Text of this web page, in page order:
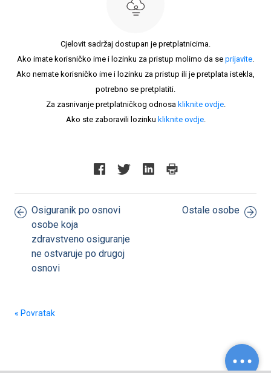
Cjelovit sadržaj dostupan je pretplatnicima.
Ako imate korisničko ime i lozinku za pristup molimo da se prijavite.
Ako nemate korisničko ime i lozinku za pristup ili je pretplata istekla,
potrebno se pretplatiti.
Za zasnivanje pretplatničkog odnosa kliknite ovdje.
Ako ste zaboravili lozinku kliknite ovdje.
Osiguranik po osnovi
osobe koja
zdravstveno osiguranje
ne ostvaruje po drugoj
osnovi
Ostale osobe
« Povratak